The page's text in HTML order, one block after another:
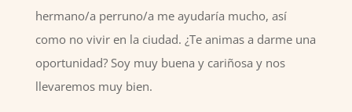
hermano/a perruno/a me ayudaría mucho, así
como no vivir en la ciudad. ¿Te animas a darme una
oportunidad? Soy muy buena y cariñosa y nos
llevaremos muy bien.